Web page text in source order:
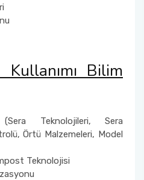
Kullanımı Bilim
Teknolojileri, Sera
Örtü Malzemeleri, Model
Teknolojisi